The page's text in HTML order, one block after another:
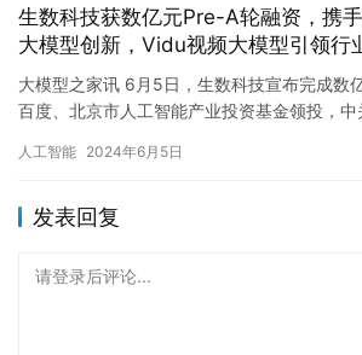
生数科技获数亿元Pre-A轮融资，携
大模型创新，Vidu视频大模型引领行
大模型之家讯 6月5日，生数科技宣布完成数
百度、北京市人工智能产业投资基金领投，
人工智能 2024年6月5日
发表回复
请登录后评论...